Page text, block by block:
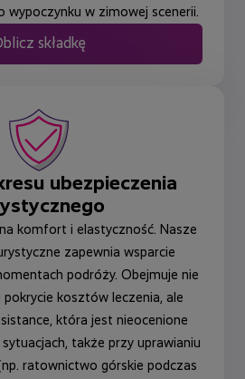
wypoczynku w zimowej scenerii.
składkę
ubezpieczenia
komfort i elastyczność. Nasze
zapewnia wsparcie
podróży. Obejmuje nie
kosztów leczenia, ale
która jest nieocenione
także przy uprawianiu
ratownictwo górskie podczas